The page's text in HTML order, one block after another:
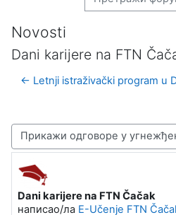
Novosti
Dani karijere na FTN
← Letnji istraživački program u
Начин приказивања
Dani karijere na FTN Čačak
написао/ла E-Učenje FTN
Број одговора: 0